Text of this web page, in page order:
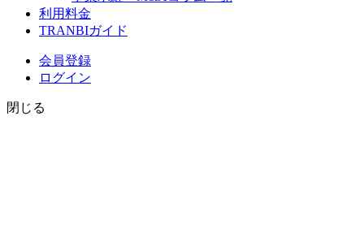
利用料金
TRANBIガイド
会員登録
ログイン
閉じる